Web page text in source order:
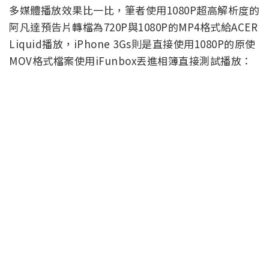
多媒體播放效果比一比，筆者使用1080P超高解析度的
阿凡達預告片轉檔為720P與1080P的MP4格式給ACER
Liquid播放，iPhone 3Gs則是直接使用1080P的原使
MOV格式檔案使用iFunbox丟進相簿直接測試播放：